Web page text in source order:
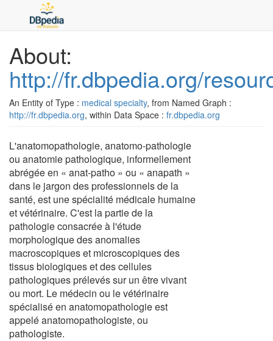
About:
http://fr.dbpedia.org/
An Entity of Type : medical specialty, from Named Graph :
http://fr.dbpedia.org, within Data Space : fr.dbpedia.org
L'anatomopathologie, anatomo-pathologie
ou anatomie pathologique, informellement
abrégée en « anat-patho » ou « anapath »
dans le jargon des professionnels de la
santé, est une spécialité médicale humaine
et vétérinaire. C'est la partie de la
pathologie consacrée à l'étude
morphologique des anomalies
macroscopiques et microscopiques des
tissus biologiques et des cellules
pathologiques prélevés sur un être vivant
ou mort. Le médecin ou le vétérinaire
spécialisé en anatomopathologie est
appelé anatomopathologiste, ou
pathologiste.